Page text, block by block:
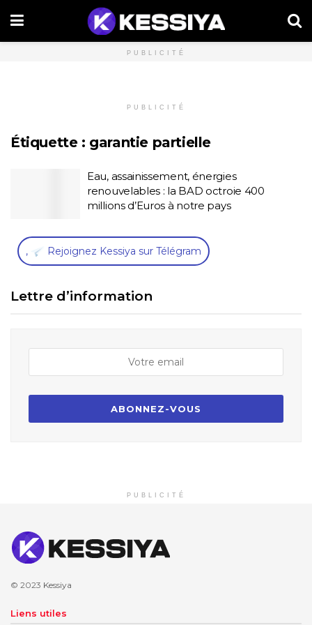
PUBLICITÉ
PUBLICITÉ
Étiquette : garantie partielle
Eau, assainissement, énergies
renouvelables : la BAD octroie 400
millions d’Euros à notre pays
, Rejoignez Kessiya sur Télégram
Lettre d’information
PUBLICITÉ
© 2023 Kessiya
Liens utiles